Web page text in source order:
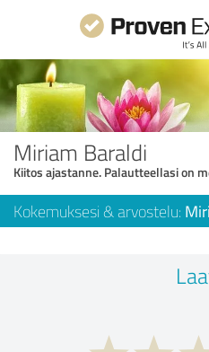
Miriam Baraldi
Kiitos ajastanne. Palautteellasi on
Kokemuksesi & arvostelu: